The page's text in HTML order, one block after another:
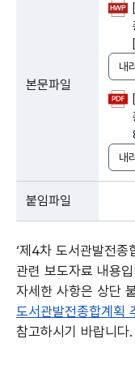
본문파일
내
내
붙임파일
‘제4차 도서관발전종
관련 보도자료 내용
자세한 사항은 상단
도서관발전종합계획
참고하시기 바랍니다.